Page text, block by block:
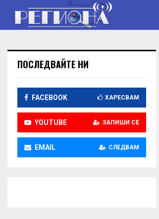
ПОСЛЕДВАЙТЕ НИ
FACEBOOK ХАРЕСВАМ
YOUTUBE ЗАПИШИ СЕ
EMAIL СЛЕДВАМ